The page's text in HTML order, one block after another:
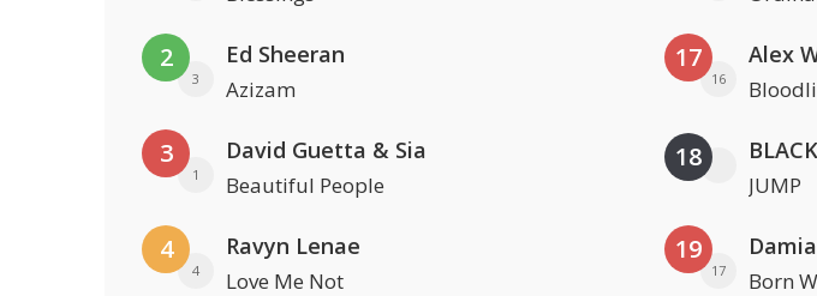
2
3
Ed Sheeran
Azizam
3
1
David Guetta & Sia
Beautiful People
4
4
Ravyn Lenae
Love Me Not
17
16
Alex
18
JUMP
19
17 Born